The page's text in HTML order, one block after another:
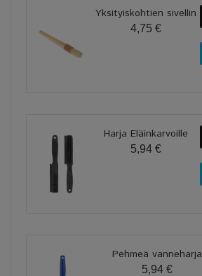
Yksityiskohtien sivellin
4,75 €
Harja Eläinkarvoille
5,94 €
Pehmeä vanneharja
5,94 €